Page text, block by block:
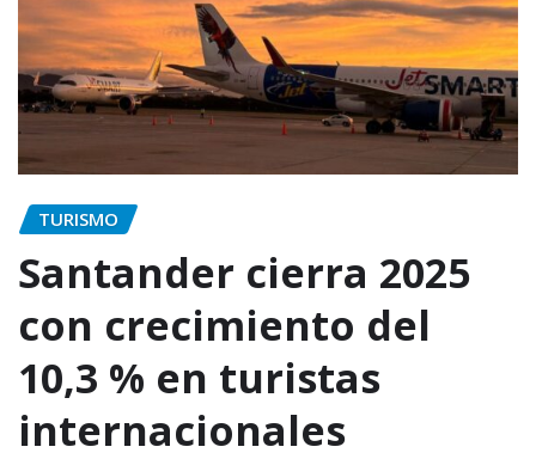
TURISMO
Santander cierra 2025
con crecimiento del
10,3 % en turistas
internacionales